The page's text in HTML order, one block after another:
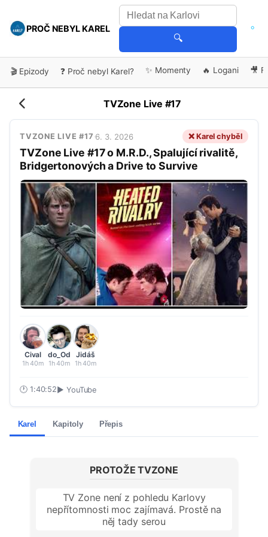
PROČ NEBYL KAREL
🔍
🎬 Epizody ❓ Proč nebyl Karel? ✨ Momenty 🔥 Logani 🎥
TVZone Live #17
TVZONE LIVE #17 ·6. 3. 2026 ❌ Karel chyběl
TVZone Live #17 o M.R.D., Spalující rivalitě,
Bridgertonových a Drive to Survive
Cival
1h 40m
do_Od
1h 40m
Jidáš
1h 40m
🕐 1:40:52 ▶ YouTube
Karel Kapitoly Přepis
PROTOŽE TVZONE
TV Zone není z pohledu Karlovy
nepřítomnosti moc zajímavá. Prostě na
něj tady serou